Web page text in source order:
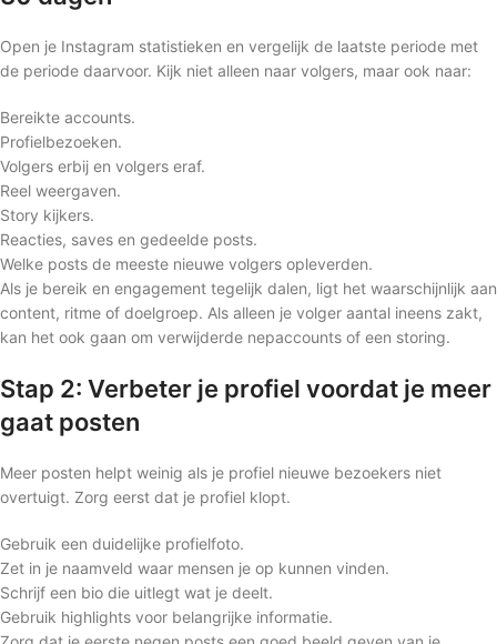
Open je Instagram statistieken en vergelijk de laatste periode met
de periode daarvoor. Kijk niet alleen naar volgers, maar ook naar:
Bereikte accounts.
Profielbezoeken.
Volgers erbij en volgers eraf.
Reel weergaven.
Story kijkers.
Reacties, saves en gedeelde posts.
Welke posts de meeste nieuwe volgers opleverden.
Als je bereik en engagement tegelijk dalen, ligt het waarschijnlijk aan
content, ritme of doelgroep. Als alleen je volger aantal ineens zakt,
kan het ook gaan om verwijderde nepaccounts of een storing.
Stap 2: Verbeter je profiel voordat je meer
gaat posten
Meer posten helpt weinig als je profiel nieuwe bezoekers niet
overtuigt. Zorg eerst dat je profiel klopt.
Gebruik een duidelijke profielfoto.
Zet in je naamveld waar mensen je op kunnen vinden.
Schrijf een bio die uitlegt wat je deelt.
Gebruik highlights voor belangrijke informatie.